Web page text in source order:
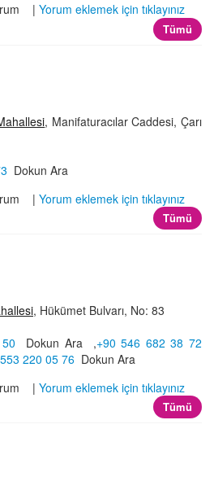
| Yorum eklemek için tıklayınız
Tümü
, Manifaturacılar Caddesi, Çarı
Dokun Ara
| Yorum eklemek için tıklayınız
Tümü
, Hükümet Bulvarı, No: 83
Dokun Ara ,+90 546 682 38 72
220 05 76 Dokun Ara
| Yorum eklemek için tıklayınız
Tümü